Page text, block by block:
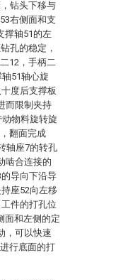
钻头下移与
右侧面和支
撑轴51的左
孔的稳定，
12，手柄二
51轴心旋
度后支撑板
而限制夹持
物料旋转旋
翻面完成
轴座7的转孔
啮合连接的
导向下沿导
座52向左移
件的打孔位
面和左侧的定
，可以快速
行底面的打